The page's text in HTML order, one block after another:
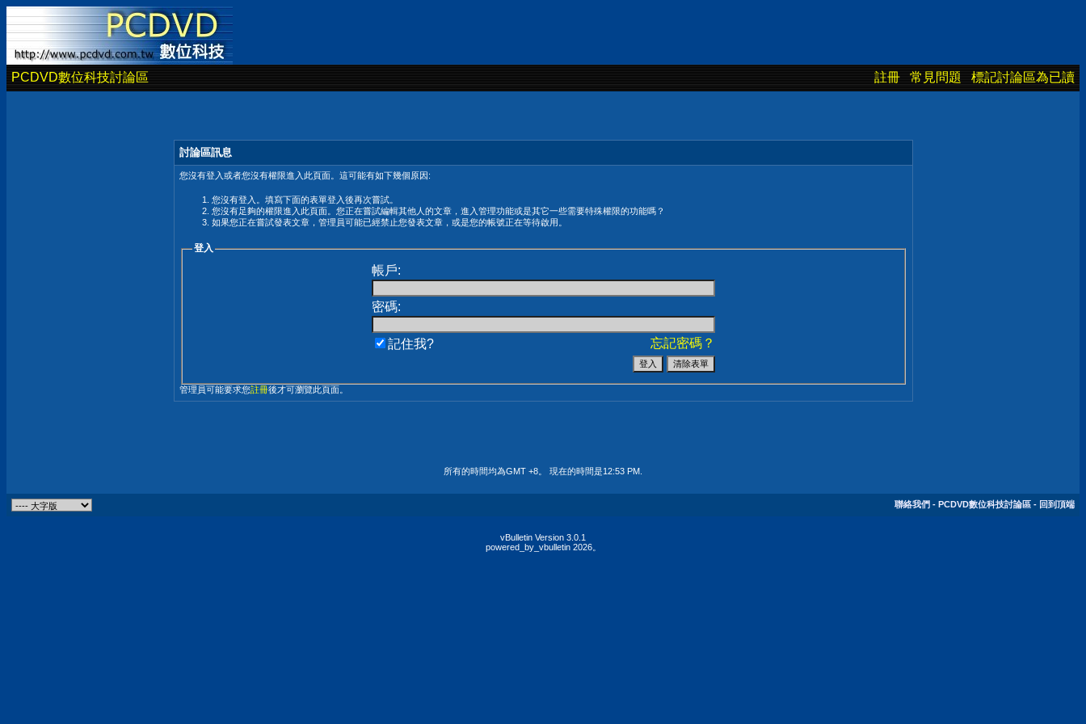
PCDVD數位科技討論區 註冊 常見問題 標記討論區為已讀
討論區訊息
您沒有登入或者您沒有權限進入此頁面。這可能有如下幾個原因:
您沒有登入。填寫下面的表單登入後再次嘗試。
您沒有足夠的權限進入此頁面。您正在嘗試編輯其他人的文章，進入管理功能或是其它一些需要特殊權限的功能嗎？
如果您正在嘗試發表文章，管理員可能已經禁止您發表文章，或是您的帳號正在等待啟用。
登入
帳戶:
密碼:
忘記密碼？
記住我?
管理員可能要求您註冊後才可瀏覽此頁面。
所有的時間均為GMT +8。 現在的時間是12:53 PM
聯絡我們 - PCDVD數位科技討論區 - 回到頂端
vBulletin Version 3.0.1
powered_by_vbulletin 2026。